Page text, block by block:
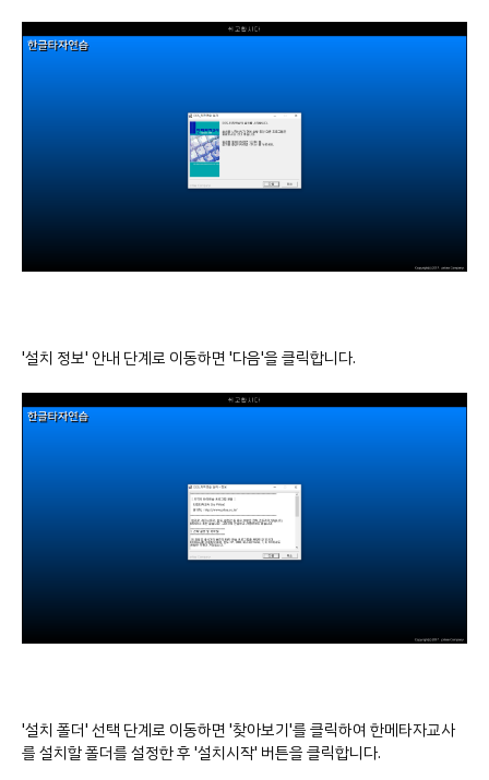
'설치 정보' 안내 단계로 이동하면 '다음'을 클릭합니다.
'설치 폴더' 선택 단계로 이동하면 '찾아보기'를 클릭하여 한메타자교사
를 설치할 폴더를 설정한 후 '설치시작' 버튼을 클릭합니다.